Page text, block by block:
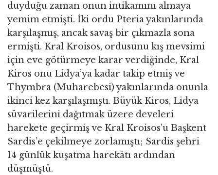
duyduğu zaman onun intikamını almaya
yemim etmişti. İki ordu Pteria yakınlarında
karşılaşmış, ancak savaş bir çıkmazla sona
ermişti. Kral Kroisos, ordusunu kış mevsimi
için eve götürmeye karar verdiğinde, Kral
Kiros onu Lidya’ya kadar takip etmiş ve
Thymbra (Muharebesi) yakınlarında onunla
ikinci kez karşılaşmıştı. Büyük Kiros, Lidya
süvarilerini dağıtmak üzere develeri
harekete geçirmiş ve Kral Kroisos’u Başkent
Sardis’e çekilmeye zorlamıştı; Sardis şehri
14 günlük kuşatma harekâtı ardından
düşmüştü.